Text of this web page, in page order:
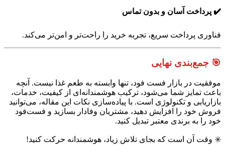
✔️ پرداخت آسان و بدون تماس
فناوری پرداخت سریع، تجربه خرید را راحت‌تر و امن‌تر می‌کند.
🎯 جمع‌بندی نهایی
موفقیت در بازار فست فود، تنها وابسته به طعم غذا نیست. آنچه
باعث تمایز شما می‌شود، ترکیب هوشمندانه‌ای از کیفیت، خدمات،
بازاریابی و تکنولوژی است. با پیاده‌سازی نکات این مقاله، می‌توانید
فروش خود را افزایش دهید، مشتریان وفادار بسازید و فست‌فود
خود را به برندی معتبر تبدیل کنید.
✳️ وقت آن است که بجای تلاش زیاد، هوشمندانه حرکت کنید!